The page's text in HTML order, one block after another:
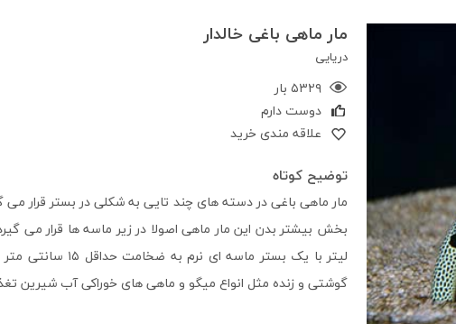
مار ماهی باغی خالدار
دریایی
۵۳۲۹ بار
دوست دارم
علاقه مندی خرید
توضیح کوتاه
مار ماهی باغی در دسته های چند تایی به شکلی در بستر قرار
لیتر با یک بستر
گوشتی و زنده مثل انواع میگو و ماهی های خوراکی آب شیرین